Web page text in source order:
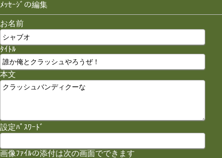
ﾒｯｾｰｼﾞの編集
お名前
ﾀｲﾄﾙ
本文
設定ﾊﾟｽﾜｰﾄﾞ
画像ﾌｧｲﾙの添付は次の画面でできます